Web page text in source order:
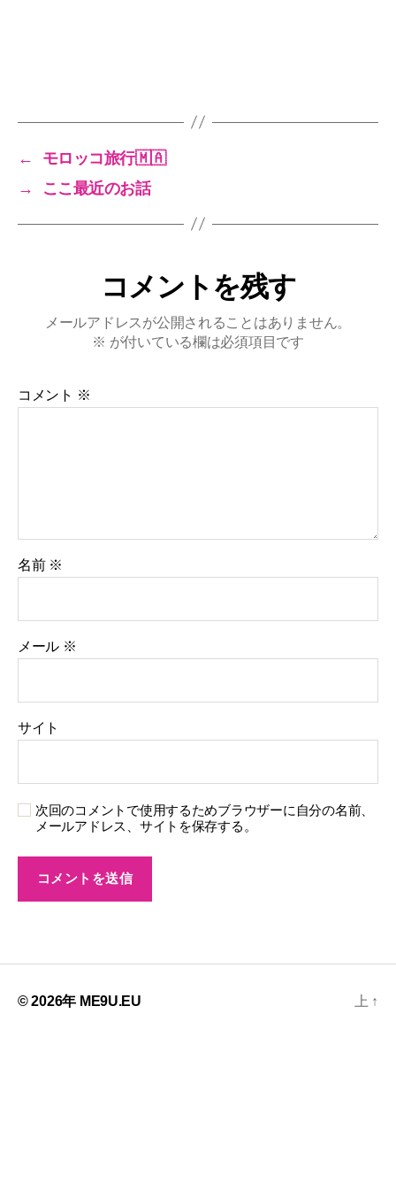
←
モロッコ旅行🇲🇦
→
ここ最近のお話
コメントを残す
メールアドレスが公開されることはありません。
※ が付いている欄は必須項目です
コメント ※
名前 ※
メール ※
サイト
次回のコメントで使用するためブラウザーに自分の名前、
メールアドレス、サイトを保存する。
© 2026年 ME9U.EU 上 ↑